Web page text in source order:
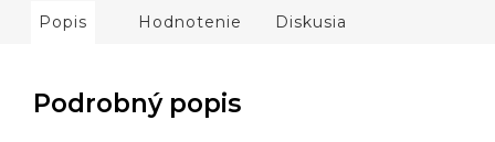
Popis Hodnotenie Diskusia
Podrobný popis